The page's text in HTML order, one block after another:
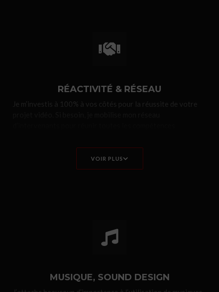
RÉACTIVITÉ & RÉSEAU​
Je m’investis à 100% à vos côtés pour la réussite de votre
Motion designers, Voix off…
VOIR PLUS
MUSIQUE, SOUND DESIGN